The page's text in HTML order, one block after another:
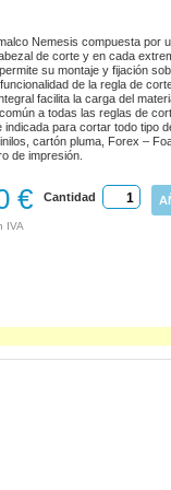
Nemesis compuesta por
de corte y en cada
su montaje y fijación
de la regla de
facilita la carga del
a todas las reglas de
indicada para cortar todo tipo
cartón pluma, Forex –
de impresión.
€ Cantidad